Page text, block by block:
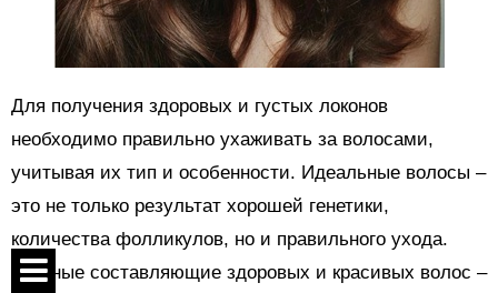
Для получения здоровых и густых локонов
необходимо правильно ухаживать за волосами,
учитывая их тип и особенности. Идеальные волосы –
это не только результат хорошей генетики,
количества фолликулов, но и правильного ухода.
Главные составляющие здоровых и красивых волос –